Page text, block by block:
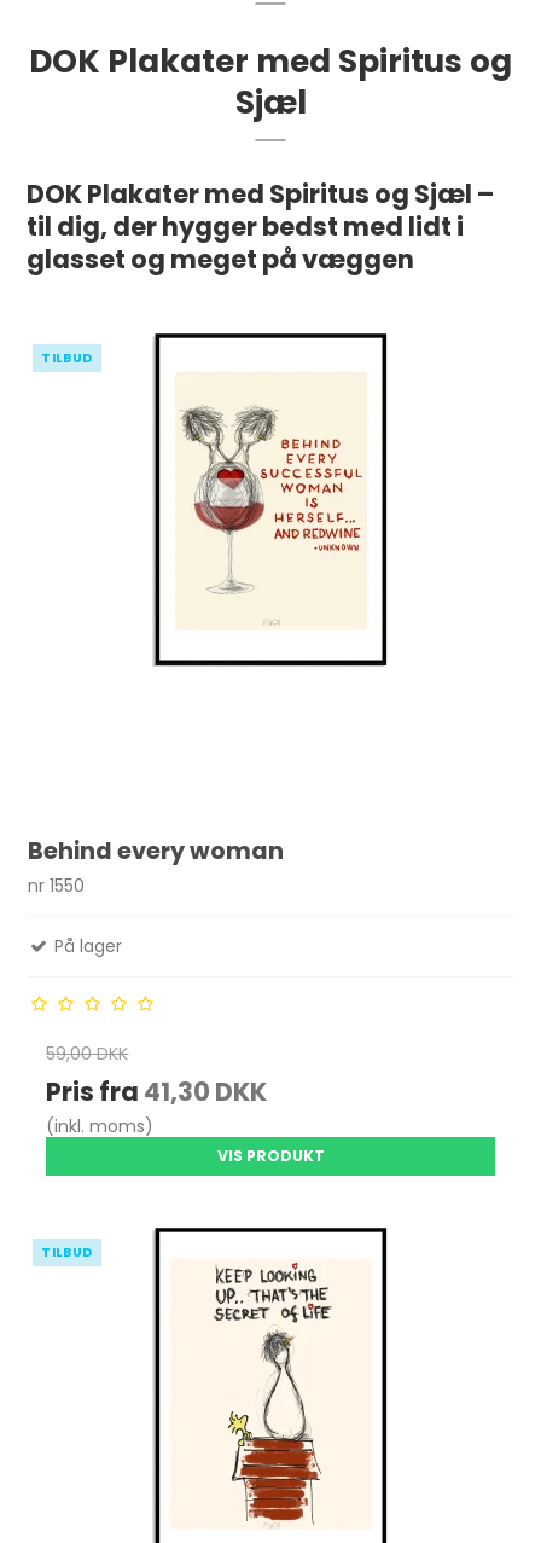
DOK Plakater med Spiritus og
Sjæl
DOK Plakater med Spiritus og Sjæl –
til dig, der hygger bedst med lidt i
glasset og meget på væggen
TILBUD
Behind every woman
nr 1550
På lager
59,00 DKK
Pris fra 41,30 DKK
(inkl. moms)
VIS PRODUKT
TILBUD